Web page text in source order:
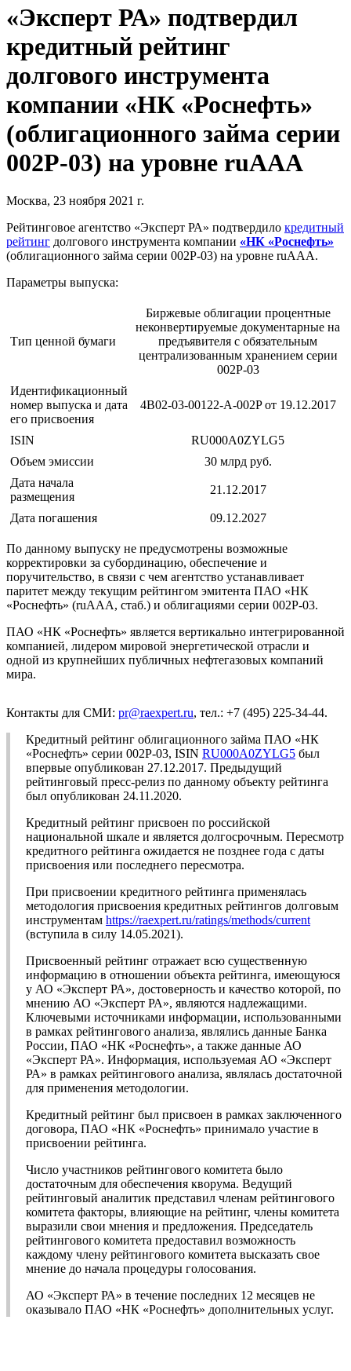
«Эксперт РА» подтвердил
кредитный рейтинг
долгового инструмента
компании «НК «Роснефть»
(облигационного займа серии
002Р-03) на уровне ruAAA
Москва, 23 ноября 2021 г.
Рейтинговое агентство «Эксперт РА» подтвердило кредитный
рейтинг долгового инструмента компании «НК «Роснефть»
(облигационного займа серии 002Р-03) на уровне ruAAA.
Параметры выпуска:
Тип ценной бумаги
Биржевые облигации процентные
неконвертируемые документарные на
предъявителя с обязательным
централизованным хранением серии
002Р-03
Идентификационный
номер выпуска и дата
его присвоения
4B02-03-00122-A-002P от 19.12.2017
ISIN
RU000A0ZYLG5
Объем эмиссии
30 млрд руб.
Дата начала
размещения
21.12.2017
Дата погашения 09.12.2027
По данному выпуску не предусмотрены возможные
корректировки за субординацию, обеспечение и
поручительство, в связи с чем агентство устанавливает
паритет между текущим рейтингом эмитента ПАО «НК
«Роснефть» (ruAAA, стаб.) и облигациями серии 002Р-03.
ПАО «НК «Роснефть» является вертикально интегрированной
компанией, лидером мировой энергетической отрасли и
одной из крупнейших публичных нефтегазовых компаний
мира.
Контакты для СМИ: pr@raexpert.ru, тел.: +7 (495) 225-34-44.
Кредитный рейтинг облигационного займа ПАО «НК
«Роснефть» серии 002Р-03, ISIN RU000A0ZYLG5 был
впервые опубликован 27.12.2017. Предыдущий
рейтинговый пресс-релиз по данному объекту рейтинга
был опубликован 24.11.2020.
Кредитный рейтинг присвоен по российской
национальной шкале и является долгосрочным. Пересмотр
кредитного рейтинга ожидается не позднее года с даты
присвоения или последнего пересмотра.
При присвоении кредитного рейтинга применялась
методология присвоения кредитных рейтингов долговым
инструментам https://raexpert.ru/ratings/methods/current
(вступила в силу 14.05.2021).
Присвоенный рейтинг отражает всю существенную
информацию в отношении объекта рейтинга, имеющуюся
у АО «Эксперт РА», достоверность и качество которой, по
мнению АО «Эксперт РА», являются надлежащими.
Ключевыми источниками информации, использованными
в рамках рейтингового анализа, являлись данные Банка
России, ПАО «НК «Роснефть», а также данные АО
«Эксперт РА». Информация, используемая АО «Эксперт
РА» в рамках рейтингового анализа, являлась достаточной
для применения методологии.
Кредитный рейтинг был присвоен в рамках заключенного
договора, ПАО «НК «Роснефть» принимало участие в
присвоении рейтинга.
Число участников рейтингового комитета было
достаточным для обеспечения кворума. Ведущий
рейтинговый аналитик представил членам рейтингового
комитета факторы, влияющие на рейтинг, члены комитета
выразили свои мнения и предложения. Председатель
рейтингового комитета предоставил возможность
каждому члену рейтингового комитета высказать свое
мнение до начала процедуры голосования.
АО «Эксперт РА» в течение последних 12 месяцев не
оказывало ПАО «НК «Роснефть» дополнительных услуг.